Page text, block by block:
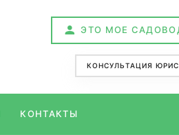
ЭТО МОЕ
КОНСУЛЬТАЦИЯ
КОНТАКТЫ